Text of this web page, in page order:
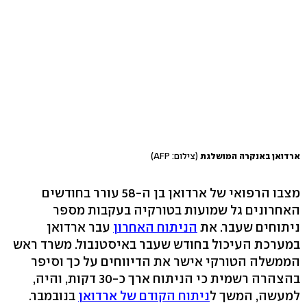
ארדואן באנקרה המושלגת (צילום: AFP)
מצבו הרפואי של ארדואן בן ה-58 עורר בחודשים
האחרונים גל שמועות בטורקיה בעקבות מספר
ניתוחים שעבר. את הניתוח האחרון עבר ארדואן
במערכת העיכול בחודש שעבר באיסטנבול. משרד ראש
הממשלה הטורקי אישר את הדיווחים על כך וסיפר
בהצהרה רשמית כי הניתוח ארך כ-30 דקות, והיה,
למעשה, המשך לניתוח הקודם של ארדואן בנובמבר.